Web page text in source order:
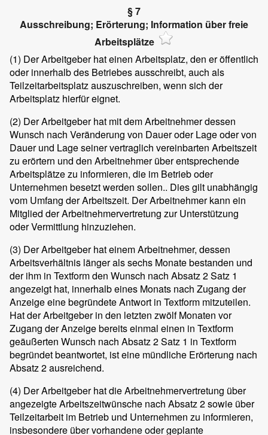
§ 7
Ausschreibung; Erörterung; Information über freie
Arbeitsplätze
(1) Der Arbeitgeber hat einen Arbeitsplatz, den er öffentlich
oder innerhalb des Betriebes ausschreibt, auch als
Teilzeitarbeitsplatz auszuschreiben, wenn sich der
Arbeitsplatz hierfür eignet.
(2) Der Arbeitgeber hat mit dem Arbeitnehmer dessen
Wunsch nach Veränderung von Dauer oder Lage oder von
Dauer und Lage seiner vertraglich vereinbarten Arbeitszeit
zu erörtern und den Arbeitnehmer über entsprechende
Arbeitsplätze zu informieren, die im Betrieb oder
Unternehmen besetzt werden sollen.. Dies gilt unabhängig
vom Umfang der Arbeitszeit. Der Arbeitnehmer kann ein
Mitglied der Arbeitnehmervertretung zur Unterstützung
oder Vermittlung hinzuziehen.
(3) Der Arbeitgeber hat einem Arbeitnehmer, dessen
Arbeitsverhältnis länger als sechs Monate bestanden und
der ihm in Textform den Wunsch nach Absatz 2 Satz 1
angezeigt hat, innerhalb eines Monats nach Zugang der
Anzeige eine begründete Antwort in Textform mitzuteilen.
Hat der Arbeitgeber in den letzten zwölf Monaten vor
Zugang der Anzeige bereits einmal einen in Textform
geäußerten Wunsch nach Absatz 2 Satz 1 in Textform
begründet beantwortet, ist eine mündliche Erörterung nach
Absatz 2 ausreichend.
(4) Der Arbeitgeber hat die Arbeitnehmervertretung über
angezeigte Arbeitszeitwünsche nach Absatz 2 sowie über
Teilzeitarbeit im Betrieb und Unternehmen zu informieren,
insbesondere über vorhandene oder geplante